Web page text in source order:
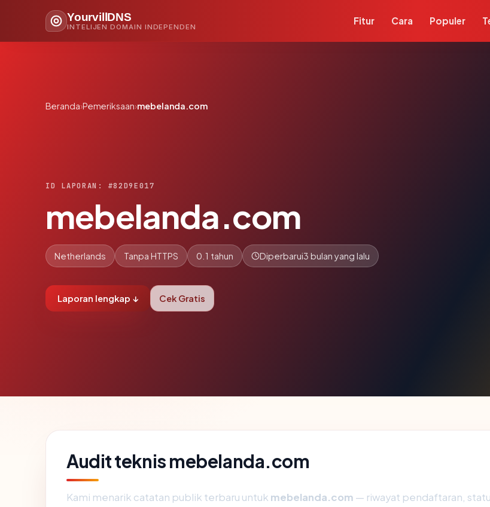
YourvillDNS
INTELIJEN DOMAIN INDEPENDEN
Fitur Cara Populer
Beranda›Pemeriksaan›mebelanda.com
ID LAPORAN: #82D9E017
mebelanda.com
Netherlands Tanpa HTTPS 0.1 tahun Diperbarui3 bulan yang lalu
Laporan lengkap ↓ Cek Gratis
Audit teknis mebelanda.com
Kami menarik catatan publik terbaru untuk mebelanda.com — riwayat pendaftaran,